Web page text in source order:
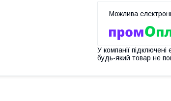
У компанії
будь-який товар не